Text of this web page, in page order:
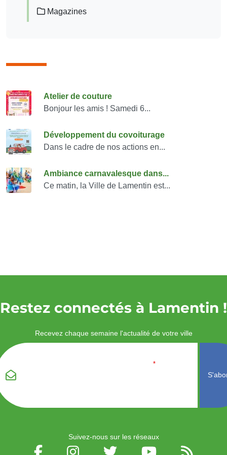
Magazines
Consulter également
Atelier de couture
Bonjour les amis ! Samedi 6...
Développement du covoiturage
Dans le cadre de nos actions en...
Ambiance carnavalesque dans...
Ce matin, la Ville de Lamentin est...
Restez connectés à Lamentin !
Recevez chaque semaine l'actualité de votre ville
*
Suivez-nous sur les réseaux